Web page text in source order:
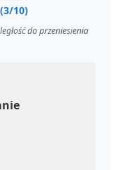
10)
do przeniesienia